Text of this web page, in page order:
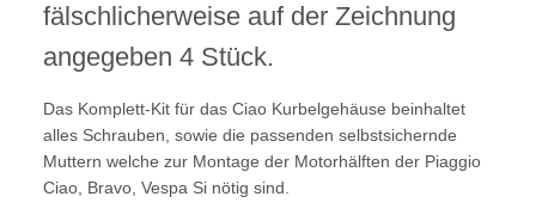
fälschlicherweise auf der Zeichnung
angegeben 4 Stück.
Das Komplett-Kit für das Ciao Kurbelgehäuse beinhaltet
alles Schrauben, sowie die passenden selbstsichernde
Muttern welche zur Montage der Motorhälften der Piaggio
Ciao, Bravo, Vespa Si nötig sind.